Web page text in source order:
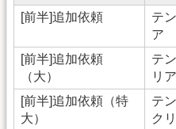
[前半]追加依頼
テ
ア
[前半]追加依頼
（大）
テ
リア
[前半]追加依頼（特
大）
テ
ク